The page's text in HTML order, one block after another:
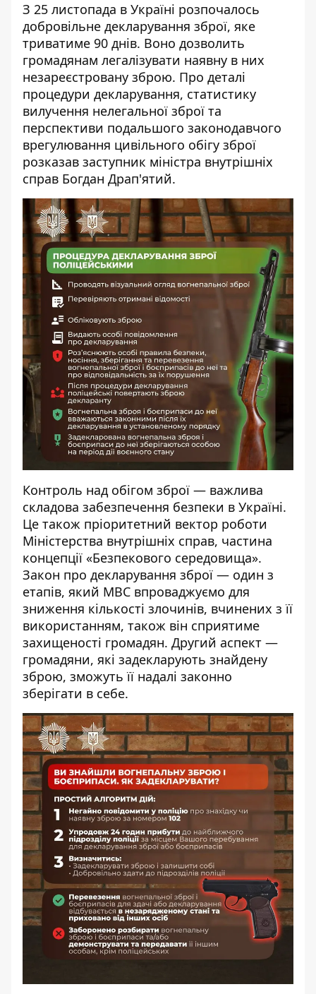
З 25 листопада в Україні розпочалось
добровільне декларування зброї, яке
триватиме 90 днів. Воно дозволить
громадянам легалізувати наявну в них
незареєстровану зброю. Про деталі
процедури декларування, статистику
вилучення нелегальної зброї та
перспективи подальшого законодавчого
врегулювання цивільного обігу зброї
розказав заступник міністра внутрішніх
справ Богдан Драп'ятий.
Контроль над обігом зброї — важлива
складова забезпечення безпеки в Україні.
Це також пріоритетний вектор роботи
Міністерства внутрішніх справ, частина
концепції «Безпекового середовища».
Закон про декларування зброї — один з
етапів, який МВС впроваджуємо для
зниження кількості злочинів, вчинених з її
використанням, також він сприятиме
захищеності громадян. Другий аспект —
громадяни, які задекларують знайдену
зброю, зможуть її надалі законно
зберігати в себе.